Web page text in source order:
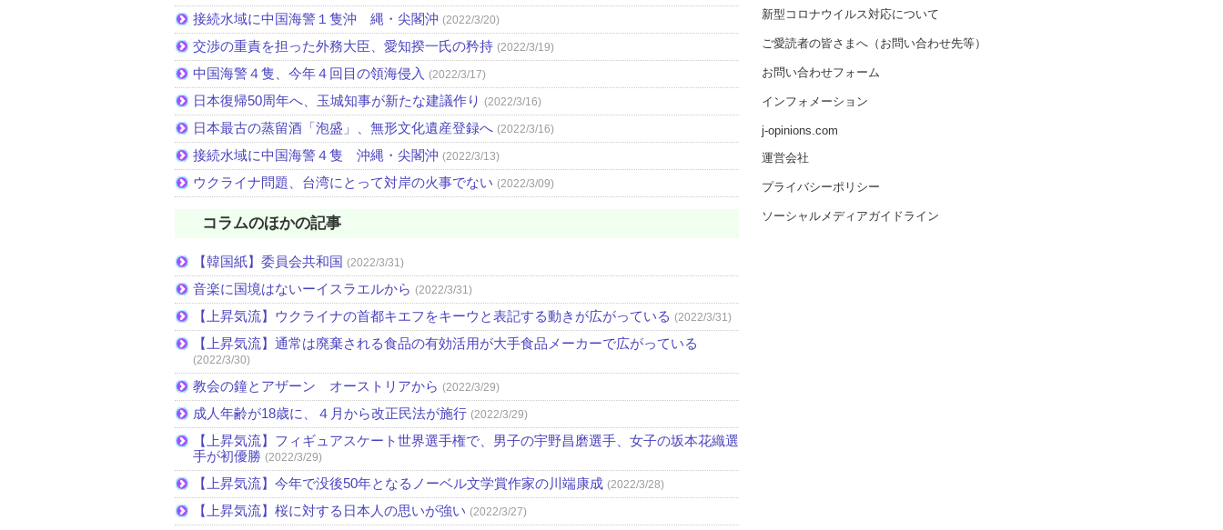
接続水域に中国海警１隻沖 縄・尖閣沖 (2022/3/20)
交渉の重責を担った外務大臣、愛知揆一氏の矜持 (2022/3/19)
中国海警４隻、今年４回目の領海侵入 (2022/3/17)
日本復帰50周年へ、玉城知事が新たな建議作り (2022/3/16)
日本最古の蒸留酒「泡盛」、無形文化遺産登録へ (2022/3/16)
接続水域に中国海警４隻 沖縄・尖閣沖 (2022/3/13)
ウクライナ問題、台湾にとって対岸の火事でない (2022/3/09)
コラムのほかの記事
【韓国紙】委員会共和国 (2022/3/31)
音楽に国境はないーイスラエルから (2022/3/31)
【上昇気流】ウクライナの首都キエフをキーウと表記する動きが広がっている (2022/3/31)
【上昇気流】通常は廃棄される食品の有効活用が大手食品メーカーで広がっている
(2022/3/30)
教会の鐘とアザーン オーストリアから (2022/3/29)
成人年齢が18歳に、４月から改正民法が施行 (2022/3/29)
【上昇気流】フィギュアスケート世界選手権で、男子の宇野昌磨選手、女子の坂本花織選
手が初優勝 (2022/3/29)
【上昇気流】今年で没後50年となるノーベル文学賞作家の川端康成 (2022/3/28)
【上昇気流】桜に対する日本人の思いが強い (2022/3/27)
新型コロナウイルス対応について
ご愛読者の皆さまへ（お問い合わせ先等）
お問い合わせフォーム
インフォメーション
j-opinions.com
運営会社
プライバシーポリシー
ソーシャルメディアガイドライン